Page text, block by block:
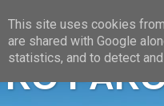
This site uses cookies
are shared with Google
statistics, and to detect